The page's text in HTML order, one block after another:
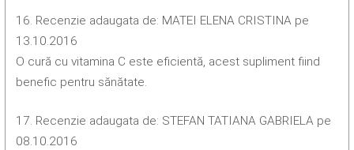
16. Recenzie adaugata de: MATEI ELENA CRISTINA pe
13.10.2016
O cură cu vitamina C este eficientă, acest supliment fiind
benefic pentru sănătate.
17. Recenzie adaugata de: STEFAN TATIANA GABRIELA pe
08.10.2016